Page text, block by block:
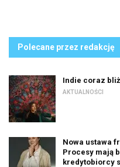
Polecane przez redakcję
Indie coraz
AKTUALNOŚCI
Nowa ustawa
Procesy mają
kredytobiorcy